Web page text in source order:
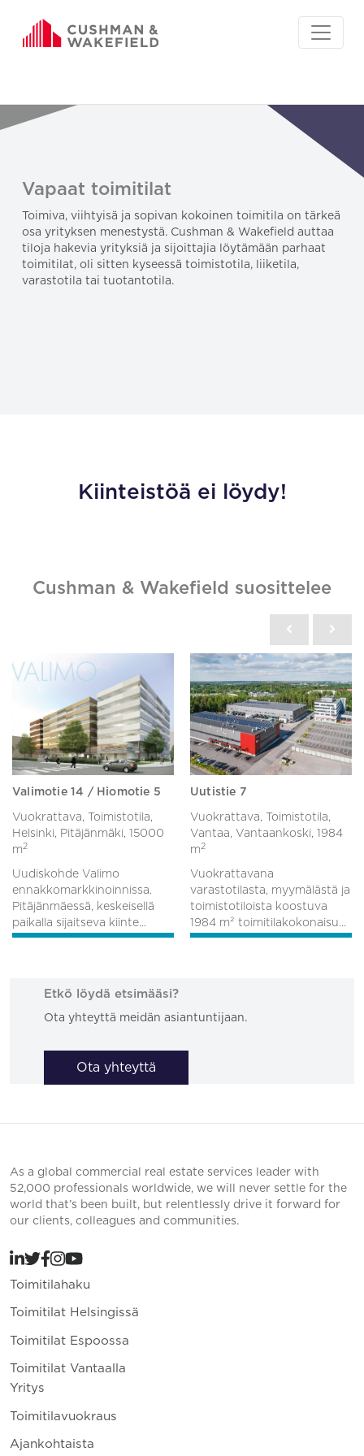
Vapaat toimitilat
Toimiva, viihtyisä ja sopivan kokoinen toimitila on tärkeä
osa yrityksen menestystä. Cushman & Wakefield auttaa
tiloja hakevia yrityksiä ja sijoittajia löytämään parhaat
toimitilat, oli sitten kyseessä toimistotila, liiketila,
varastotila tai tuotantotila.
Kiinteistöä ei löydy!
Cushman & Wakefield suosittelee
Valimotie 14 / Hiomotie 5
Vuokrattava, Toimistotila,
Helsinki, Pitäjänmäki, 15000
m 2
Uudiskohde Valimo
ennakkomarkkinoinnissa.
Pitäjänmäessä, keskeisellä
paikalla sijaitseva kiinte...
Uutistie 7
Vuokrattava, Toimistotila,
Vantaa, Vantaankoski, 1984
m 2
Vuokrattavana
varastotilasta, myymälästä ja
toimistotiloista koostuva
1984 m² toimitilakokonaisu...
Etkö löydä etsimääsi?
Ota yhteyttä meidän asiantuntijaan.
Ota yhteyttä
As a global commercial real estate services leader with
52,000 professionals worldwide, we will never settle for the
world that’s been built, but relentlessly drive it forward for
our clients, colleagues and communities.
Toimitilahaku
Toimitilat Helsingissä
Toimitilat Espoossa
Toimitilat Vantaalla
Yritys
Toimitilavuokraus
Ajankohtaista